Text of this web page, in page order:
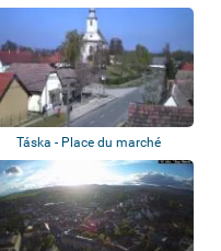
Táska - Place du marché